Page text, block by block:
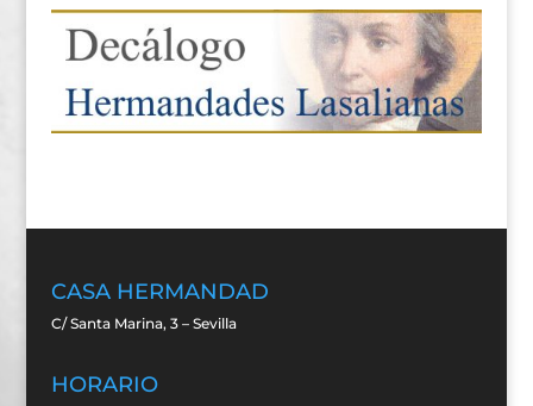
CASA HERMANDAD
C/ Santa Marina, 3 – Sevilla
HORARIO